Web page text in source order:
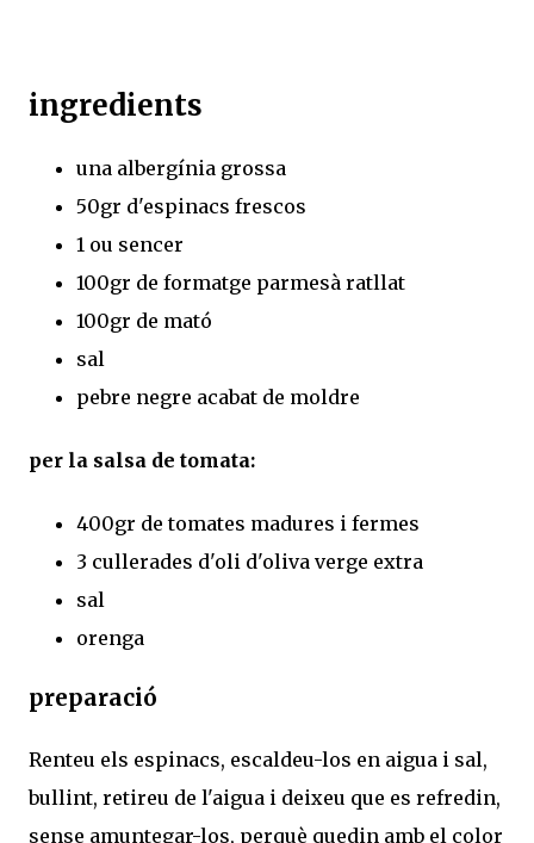
ingredients
una albergínia grossa
50gr d'espinacs frescos
1 ou sencer
100gr de formatge parmesà ratllat
100gr de mató
sal
pebre negre acabat de moldre
per la salsa de tomata:
400gr de tomates madures i fermes
3 cullerades d'oli d'oliva verge extra
sal
orenga
preparació
Renteu els espinacs, escaldeu-los en aigua i sal,
bullint, retireu de l'aigua i deixeu que es refredin,
sense amuntegar-los, perquè quedin amb el color